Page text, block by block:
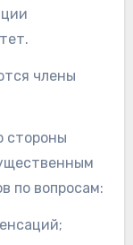
члены
стороны
по вопросам: